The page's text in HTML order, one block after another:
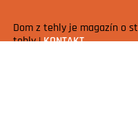
Dom z tehly je magazín o
tehly |KONTAKT